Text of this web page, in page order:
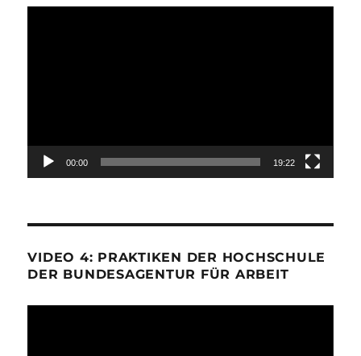
00:00 19:22
VIDEO 4: PRAKTIKEN DER HOCHSCHULE
DER BUNDESAGENTUR FÜR ARBEIT